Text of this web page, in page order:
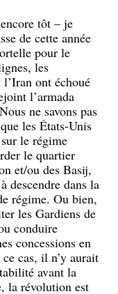
tôt – je
de cette année
pour le
les
ont échoué
l’armada
ne savons pas
les États-Unis
le régime
le quartier
et/ou des Basij,
descendre dans la
régime. Ou bien,
les Gardiens de
conduire
concessions en
cas, il n’y aurait
avant la
la révolution est